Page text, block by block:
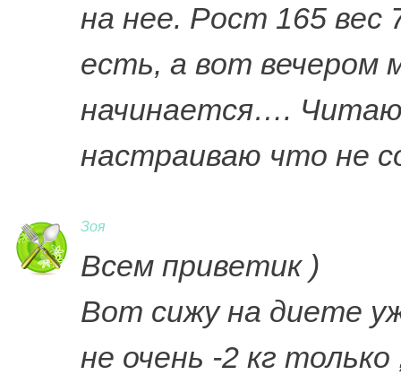
на нее. Рост 165 вес
есть, а вот вечером
начинается….
настраиваю что не
Зоя
Всем приветик )
Вот сижу на диете
не очень -2 кг